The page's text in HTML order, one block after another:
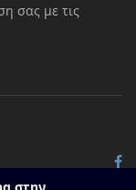
σας με τις